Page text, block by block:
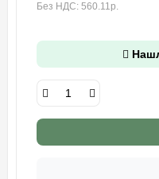
Без НДС: 560.11р.